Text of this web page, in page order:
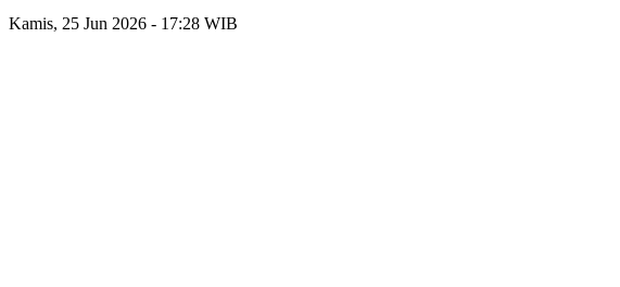
Kamis, 25 Jun 2026 - 17:28 WIB